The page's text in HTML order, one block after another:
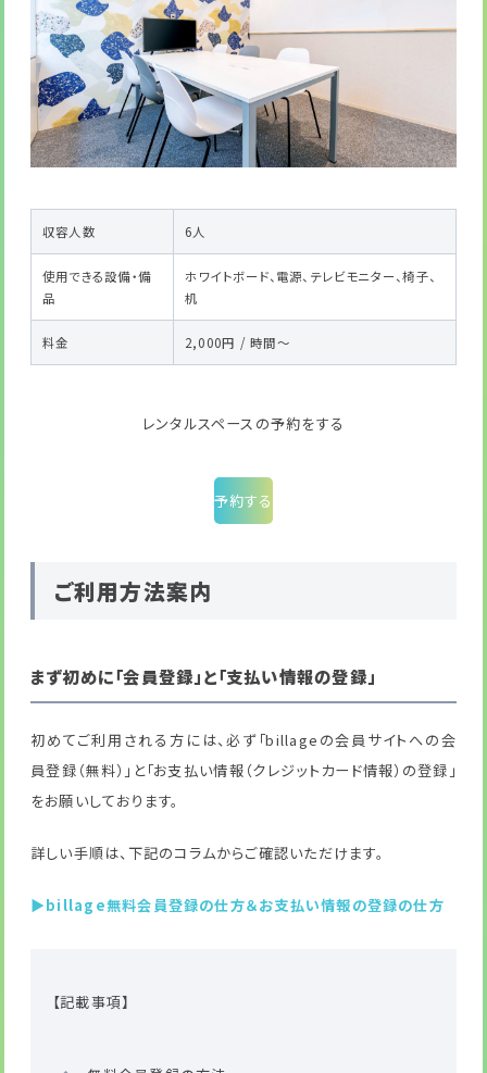
収容人数 6人
使用できる設備・備
品
ホワイトボード、電源、テレビモニター、椅子、
机
料金 2,000円 / 時間～
レンタルスペースの予約をする
予約する
ご利用方法案内
まず初めに「会員登録」と「支払い情報の登録」
初めてご利用される方には、必ず「billageの会員サイトへの会
員登録（無料）」と「お支払い情報（クレジットカード情報）の登録」
をお願いしております。
詳しい手順は、下記のコラムからご確認いただけます。
▶billage無料会員登録の仕方＆お支払い情報の登録の仕方
【記載事項】